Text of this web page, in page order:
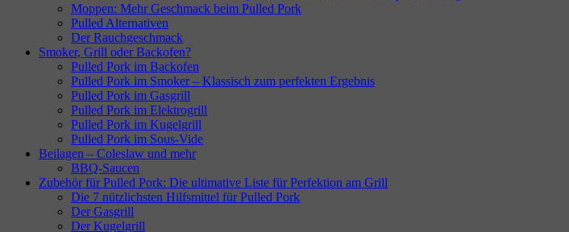
Moppen: Mehr Geschmack beim Pulled Pork
Pulled Alternativen
Der Rauchgeschmack
Smoker, Grill oder Backofen?
Pulled Pork im Backofen
Pulled Pork im Smoker – Klassisch zum perfekten Ergebnis
Pulled Pork im Gasgrill
Pulled Pork im Elektrogrill
Pulled Pork im Kugelgrill
Pulled Pork im Sous-Vide
Beilagen – Coleslaw und mehr
BBQ-Saucen
Zubehör für Pulled Pork: Die ultimative Liste für Perfektion am Grill
Die 7 nützlichsten Hilfsmittel für Pulled Pork
Der Gasgrill
Der Kugelgrill